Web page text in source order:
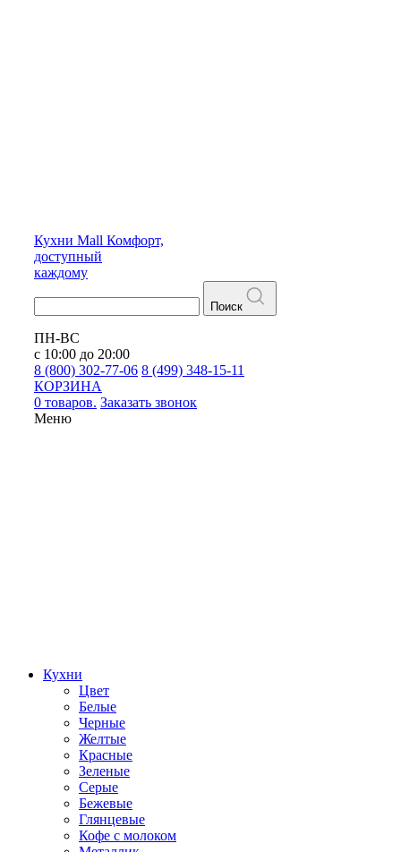
Кухни Mall Комфорт,
доступный
каждому
Поиск
ПН-ВС
с 10:00 до 20:00
8 (800) 302-77-06 8 (499) 348-15-11
КОРЗИНА
0 товаров. Заказать звонок
Меню
Кухни
Цвет
Белые
Черные
Желтые
Красные
Зеленые
Серые
Бежевые
Глянцевые
Кофе с молоком